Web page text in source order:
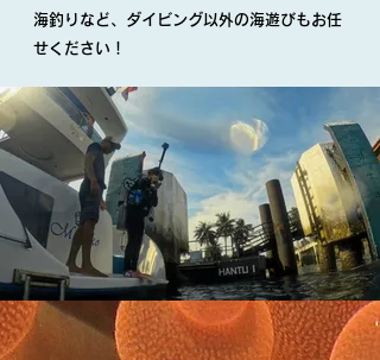
海釣りなど、ダイビング以外の海遊びもお任
せください！